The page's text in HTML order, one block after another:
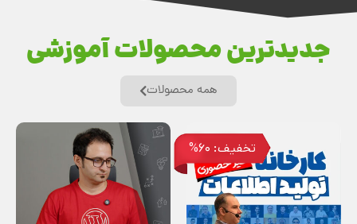
جدیدترین محصولات آموزشی
همه محصولات
تخفیف: 60%